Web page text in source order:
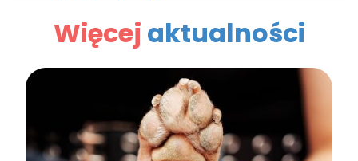
Więcej aktualności